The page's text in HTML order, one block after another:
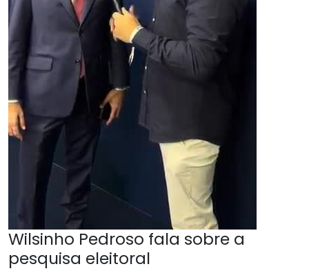
Wilsinho Pedroso fala sobre a
pesquisa eleitoral